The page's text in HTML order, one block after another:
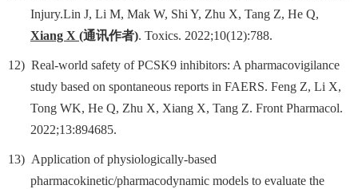
Injury.Lin J, Li M, Mak W, Shi Y, Zhu X, Tang Z, He Q,
Xiang X (通讯作者). Toxics. 2022;10(12):788.
12) Real-world safety of PCSK9 inhibitors: A pharmacovigilance
study based on spontaneous reports in FAERS. Feng Z, Li X,
Tong WK, He Q, Zhu X, Xiang X, Tang Z. Front Pharmacol.
2022;13:894685.
13) Application of physiologically-based
pharmacokinetic/pharmacodynamic models to evaluate the